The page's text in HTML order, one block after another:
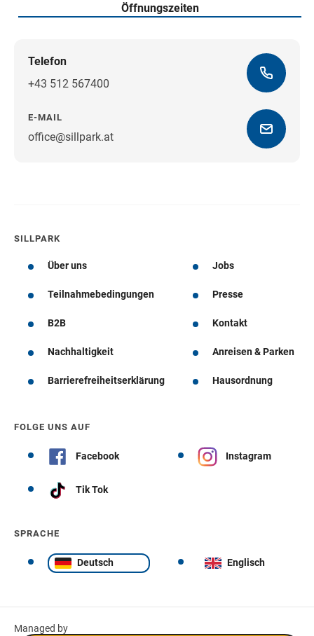
Öffnungszeiten
Telefon
+43 512 567400
E-MAIL
office@sillpark.at
SILLPARK
Über uns Jobs
Teilnahmebedingungen Presse
B2B Kontakt
Nachhaltigkeit Anreisen & Parken
Barrierefreiheitserklärung Hausordnung
FOLGE UNS AUF
Facebook Instagram
Tik Tok
SPRACHE
Deutsch Englisch
Managed by